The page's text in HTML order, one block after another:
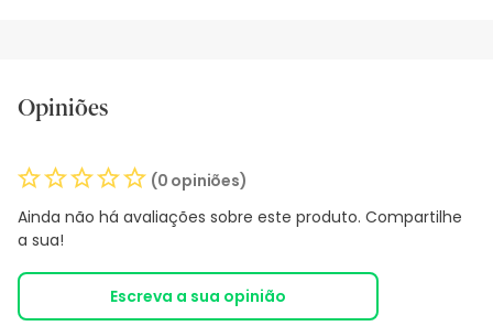
Opiniões
(0 opiniões)
Ainda não há avaliações sobre este produto. Compartilhe
a sua!
Escreva a sua opinião